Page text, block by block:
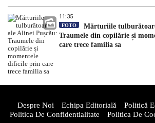
11:35
FOTO
Mărturiile
Traumele din copilărie și
care trece familia sa
Despre Noi Echipa Editorială Politică
Politica De Confidentialitate
Politica De